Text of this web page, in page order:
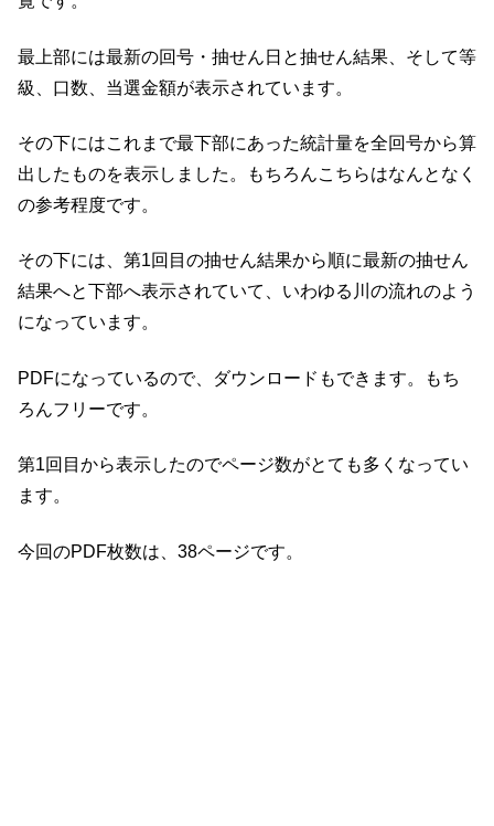
最上部には最新の回号・抽せん日と抽せん結果、そして等
級、口数、当選金額が表示されています。
その下にはこれまで最下部にあった統計量を全回号から算
出したものを表示しました。もちろんこちらはなんとなく
の参考程度です。
その下には、第1回目の抽せん結果から順に最新の抽せん
結果へと下部へ表示されていて、いわゆる川の流れのよう
になっています。
PDFになっているので、ダウンロードもできます。もち
ろんフリーです。
第1回目から表示したのでページ数がとても多くなってい
ます。
今回のPDF枚数は、38ページです。